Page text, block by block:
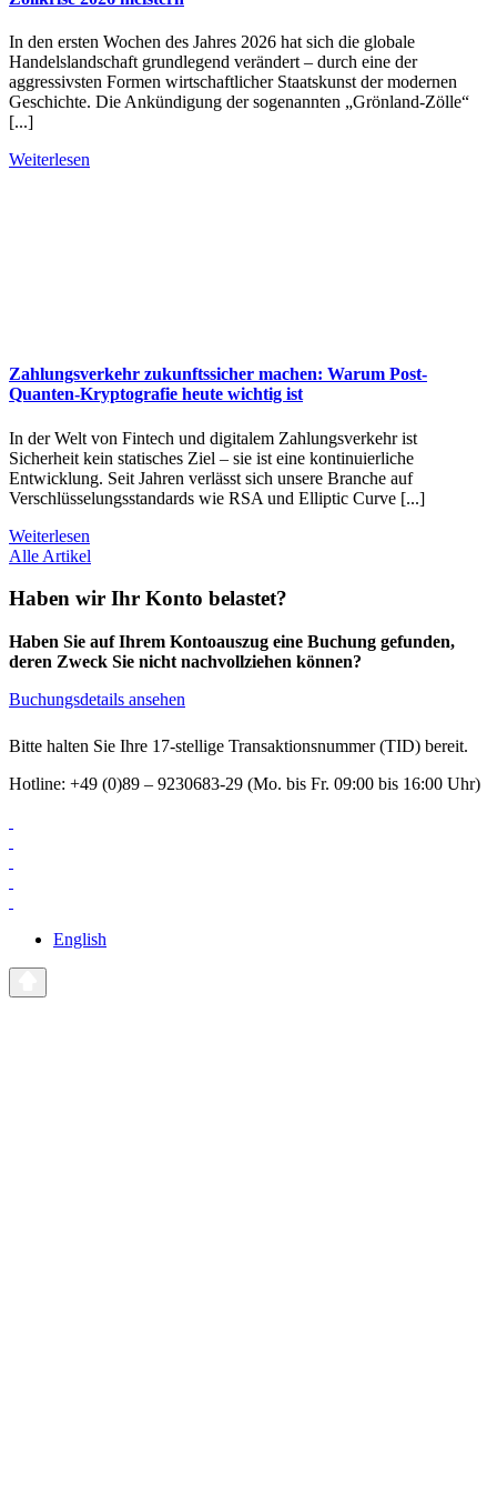
In den ersten Wochen des Jahres 2026 hat sich die globale
Handelslandschaft grundlegend verändert – durch eine der
aggressivsten Formen wirtschaftlicher Staatskunst der modernen
Geschichte. Die Ankündigung der sogenannten „Grönland-Zölle“
[...]
Weiterlesen
Zahlungsverkehr zukunftssicher machen: Warum Post-
Quanten-Kryptografie heute wichtig ist
In der Welt von Fintech und digitalem Zahlungsverkehr ist
Sicherheit kein statisches Ziel – sie ist eine kontinuierliche
Entwicklung. Seit Jahren verlässt sich unsere Branche auf
Verschlüsselungsstandards wie RSA und Elliptic Curve [...]
Weiterlesen
Alle Artikel
Haben wir Ihr Konto belastet?
Haben Sie auf Ihrem Kontoauszug eine Buchung gefunden,
deren Zweck Sie nicht nachvollziehen können?
Buchungsdetails ansehen
Bitte halten Sie Ihre 17-stellige Transaktionsnummer (TID) bereit.
Hotline: +49 (0)89 – 9230683-29 (Mo. bis Fr. 09:00 bis 16:00 Uhr)
English